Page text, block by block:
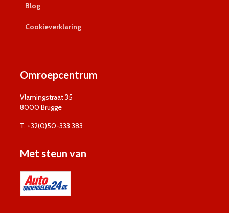
Blog
Cookieverklaring
Omroepcentrum
Vlamingstraat 35
8000 Brugge
T. +32(0)50-333 383
Met steun van